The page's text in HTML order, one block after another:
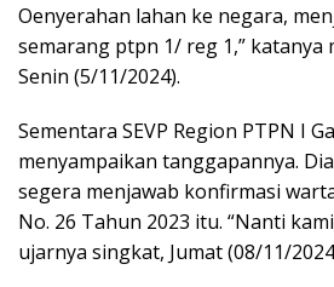
Oenyerahan lahan ke negara,
semarang ptpn 1/ reg 1,” katanya
Senin (5/11/2024).
Sementara SEVP Region PTPN I
menyampaikan tanggapannya.
segera menjawab konfirmasi
No. 26 Tahun 2023 itu. “Nanti
ujarnya singkat, Jumat (08/11/